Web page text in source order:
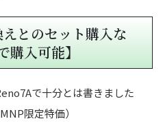
とのセット購入な
購入可能】
で十分とは書きました
限定特価）